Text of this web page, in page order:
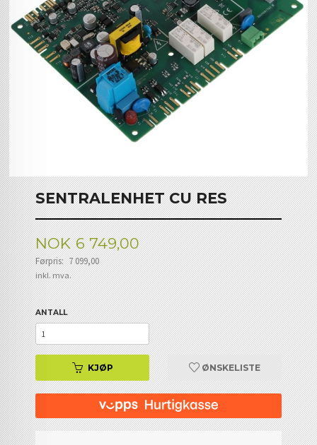
SENTRALENHET CU RES
Tilbud
NOK 6 749,00
Førpris: 7 099,00
Rabatt
inkl. mva.
ANTALL
KJØP ØNSKELISTE